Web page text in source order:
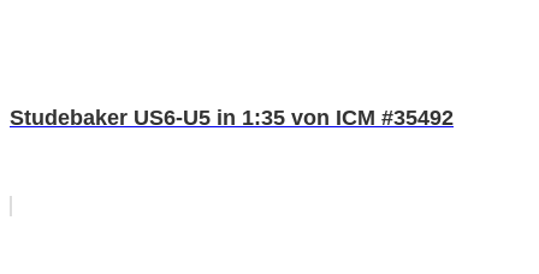
Studebaker US6-U5 in 1:35 von ICM #35492